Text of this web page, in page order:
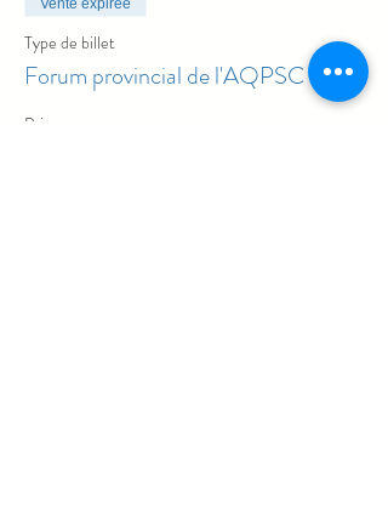
Vente expirée
Type de billet
Forum provincial de l'AQPSC
Prix